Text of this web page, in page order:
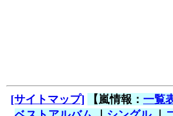
[サイトマップ] 【嵐情報： 一覧